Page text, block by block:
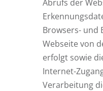
Abrufs der
Browsers- und
Webseite von
erfolgt sowie
Internet-
Verarbeitung